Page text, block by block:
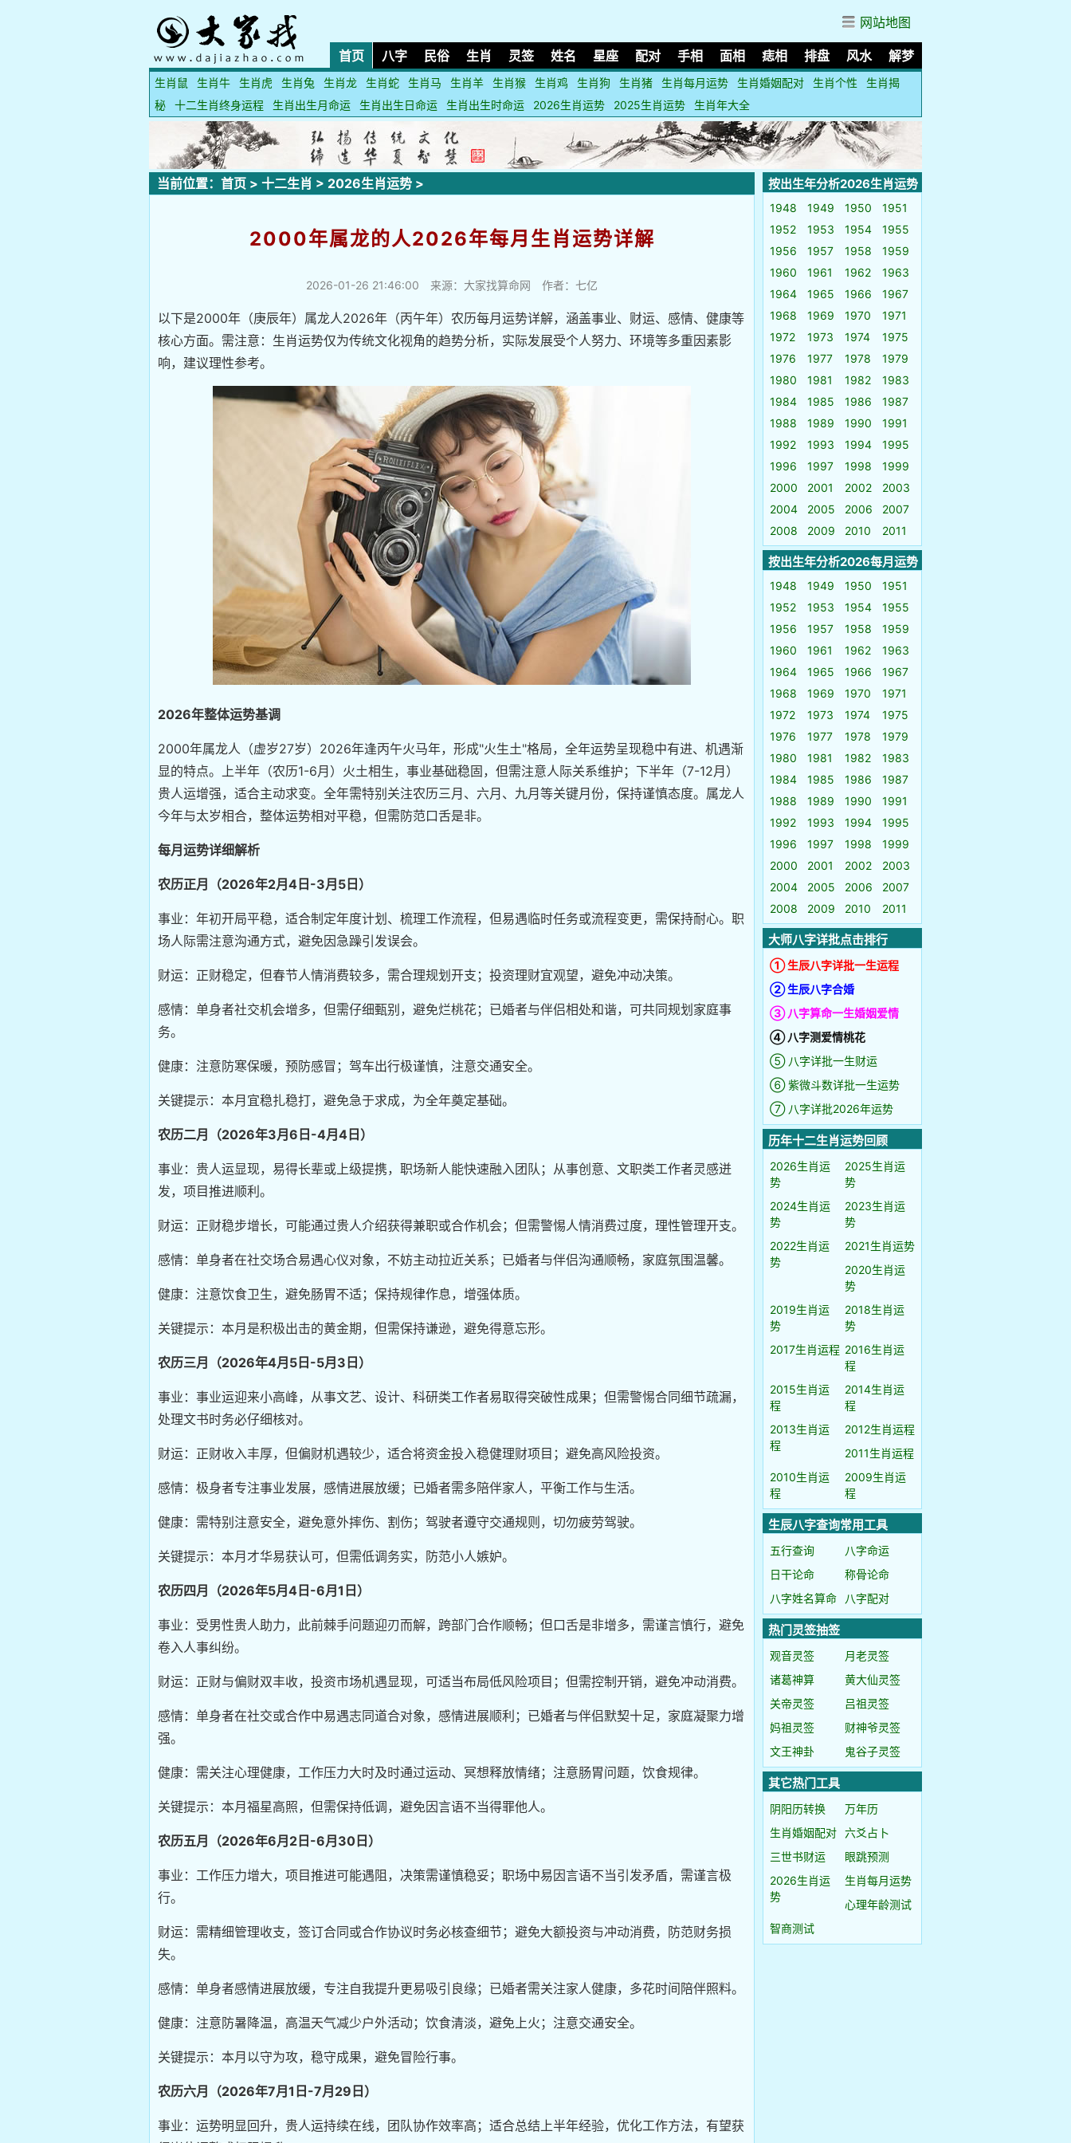
网站地图
首页 八字 民俗 生肖 灵签 姓名 星座 配对 手相 面相 痣相 排盘 风水 解梦
生肖鼠 生肖牛 生肖虎 生肖兔 生肖龙 生肖蛇 生肖马 生肖羊 生肖猴 生肖鸡 生肖狗 生肖猪 生肖每月运势 生肖婚姻配对 生肖个性
生肖揭
秘
十二生肖终身运程 生肖出生月命运 生肖出生日命运 生肖出生时命运 2026生肖运势 2025生肖运势 生肖年大全
当前位置： 首页 > 十二生肖 > 2026生肖运势 >
2000年属龙的人2026年每月生肖运势详解
2026-01-26 21:46:00 来源：大家找算命网 作者：七亿
以下是2000年（庚辰年）属龙人2026年（丙午年）农历每月运势详解，涵盖事业、财运、感情、健康等
核心方面。需注意：生肖运势仅为传统文化视角的趋势分析，实际发展受个人努力、环境等多重因素影
响，建议理性参考。
2026年整体运势基调
2000年属龙人（虚岁27岁）2026年逢丙午火马年，形成"火生土"格局，全年运势呈现稳中有进、机遇渐
显的特点。上半年（农历1-6月）火土相生，事业基础稳固，但需注意人际关系维护；下半年（7-12月）
贵人运增强，适合主动求变。全年需特别关注农历三月、六月、九月等关键月份，保持谨慎态度。属龙人
今年与太岁相合，整体运势相对平稳，但需防范口舌是非。
每月运势详细解析
农历正月（2026年2月4日-3月5日）
事业：年初开局平稳，适合制定年度计划、梳理工作流程，但易遇临时任务或流程变更，需保持耐心。职
场人际需注意沟通方式，避免因急躁引发误会。
财运：正财稳定，但春节人情消费较多，需合理规划开支；投资理财宜观望，避免冲动决策。
感情：单身者社交机会增多，但需仔细甄别，避免烂桃花；已婚者与伴侣相处和谐，可共同规划家庭事
务。
健康：注意防寒保暖，预防感冒；驾车出行极谨慎，注意交通安全。
关键提示：本月宜稳扎稳打，避免急于求成，为全年奠定基础。
农历二月（2026年3月6日-4月4日）
事业：贵人运显现，易得长辈或上级提携，职场新人能快速融入团队；从事创意、文职类工作者灵感迸
发，项目推进顺利。
财运：正财稳步增长，可能通过贵人介绍获得兼职或合作机会；但需警惕人情消费过度，理性管理开支。
感情：单身者在社交场合易遇心仪对象，不妨主动拉近关系；已婚者与伴侣沟通顺畅，家庭氛围温馨。
健康：注意饮食卫生，避免肠胃不适；保持规律作息，增强体质。
关键提示：本月是积极出击的黄金期，但需保持谦逊，避免得意忘形。
农历三月（2026年4月5日-5月3日）
事业：事业运迎来小高峰，从事文艺、设计、科研类工作者易取得突破性成果；但需警惕合同细节疏漏，
处理文书时务必仔细核对。
财运：正财收入丰厚，但偏财机遇较少，适合将资金投入稳健理财项目；避免高风险投资。
感情：极身者专注事业发展，感情进展放缓；已婚者需多陪伴家人，平衡工作与生活。
健康：需特别注意安全，避免意外摔伤、割伤；驾驶者遵守交通规则，切勿疲劳驾驶。
关键提示：本月才华易获认可，但需低调务实，防范小人嫉妒。
农历四月（2026年5月4日-6月1日）
事业：受男性贵人助力，此前棘手问题迎刃而解，跨部门合作顺畅；但口舌是非增多，需谨言慎行，避免
卷入人事纠纷。
财运：正财与偏财双丰收，投资市场机遇显现，可适当布局低风险项目；但需控制开销，避免冲动消费。
感情：单身者在社交或合作中易遇志同道合对象，感情进展顺利；已婚者与伴侣默契十足，家庭凝聚力增
强。
健康：需关注心理健康，工作压力大时及时通过运动、冥想释放情绪；注意肠胃问题，饮食规律。
关键提示：本月福星高照，但需保持低调，避免因言语不当得罪他人。
农历五月（2026年6月2日-6月30日）
事业：工作压力增大，项目推进可能遇阻，决策需谨慎稳妥；职场中易因言语不当引发矛盾，需谨言极
行。
财运：需精细管理收支，签订合同或合作协议时务必核查细节；避免大额投资与冲动消费，防范财务损
失。
感情：单身者感情进展放缓，专注自我提升更易吸引良缘；已婚者需关注家人健康，多花时间陪伴照料。
健康：注意防暑降温，高温天气减少户外活动；饮食清淡，避免上火；注意交通安全。
关键提示：本月以守为攻，稳守成果，避免冒险行事。
农历六月（2026年7月1日-7月29日）
事业：运势明显回升，贵人运持续在线，团队协作效率高；适合总结上半年经验，优化工作方法，有望获
按出生年分析2026生肖运势
1948 1949 1950
1951
1952
1953 1954
1955
1956
1957 1958
1959
1960
1961 1962
1963
1964
1965 1966
1967
1968
1969 1970
1971
1972
1973 1974
1975
1976
1977 1978
1979
1980
1981 1982
1983
1984
1985 1986
1987
1988
1989 1990
1991
1992
1993 1994
1995
1996
1997 1998
1999
2000
2001 2002
2003
2004
2005 2006
2007
2008
2009 2010 2011
按出生年分析2026每月运势
1948 1949 1950
1951
1952
1953 1954
1955
1956
1957 1958
1959
1960
1961 1962
1963
1964
1965 1966
1967
1968
1969 1970
1971
1972
1973 1974
1975
1976
1977 1978
1979
1980
1981 1982
1983
1984
1985 1986
1987
1988
1989 1990
1991
1992
1993 1994
1995
1996
1997 1998
1999
2000
2001 2002
2003
2004
2005 2006
2007
2008
2009 2010 2011
大师八字详批点击排行
① 生辰八字详批一生运程
② 生辰八字合婚
③ 八字算命一生婚姻爱情
④ 八字测爱情桃花
⑤ 八字详批一生财运
⑥ 紫微斗数详批一生运势
⑦ 八字详批2026年运势
历年十二生肖运势回顾
2026生肖运
势
2025生肖运
势
2024生肖运
势
2023生肖运
势
2022生肖运
势
2021生肖运势
2020生肖运
势
2019生肖运
势
2018生肖运
势
2017生肖运程 2016生肖运
程
2015生肖运
程
2014生肖运
程
2013生肖运
程
2012生肖运程
2011生肖运程
2010生肖运
程
2009生肖运
程
生辰八字查询常用工具
五行查询
八字命运
日干论命
称骨论命
八字姓名算命
八字配对
热门灵签抽签
观音灵签
月老灵签
诸葛神算
黄大仙灵签
关帝灵签
吕祖灵签
妈祖灵签
财神爷灵签
文王神卦
鬼谷子灵签
其它热门工具
阴阳历转换
万年历
生肖婚姻配对 六爻占卜
三世书财运
眼跳预测
2026生肖运
势
生肖每月运势
心理年龄测试
智商测试